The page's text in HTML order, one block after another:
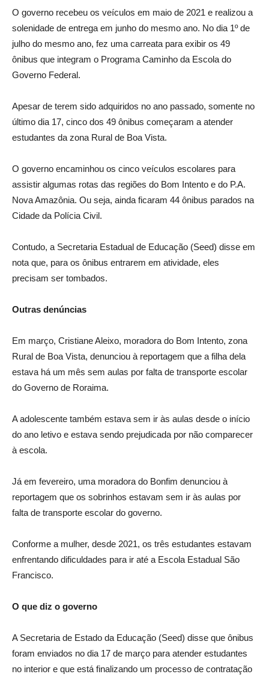
O governo recebeu os veículos em maio de 2021 e realizou a
solenidade de entrega em junho do mesmo ano. No dia 1º de
julho do mesmo ano, fez uma carreata para exibir os 49
ônibus que integram o Programa Caminho da Escola do
Governo Federal.
Apesar de terem sido adquiridos no ano passado, somente no
último dia 17, cinco dos 49 ônibus começaram a atender
estudantes da zona Rural de Boa Vista.
O governo encaminhou os cinco veículos escolares para
assistir algumas rotas das regiões do Bom Intento e do P.A.
Nova Amazônia. Ou seja, ainda ficaram 44 ônibus parados na
Cidade da Polícia Civil.
Contudo, a Secretaria Estadual de Educação (Seed) disse em
nota que, para os ônibus entrarem em atividade, eles
precisam ser tombados.
Outras denúncias
Em março, Cristiane Aleixo, moradora do Bom Intento, zona
Rural de Boa Vista, denunciou à reportagem que a filha dela
estava há um mês sem aulas por falta de transporte escolar
do Governo de Roraima.
A adolescente também estava sem ir às aulas desde o início
do ano letivo e estava sendo prejudicada por não comparecer
à escola.
Já em fevereiro, uma moradora do Bonfim denunciou à
reportagem que os sobrinhos estavam sem ir às aulas por
falta de transporte escolar do governo.
Conforme a mulher, desde 2021, os três estudantes estavam
enfrentando dificuldades para ir até a Escola Estadual São
Francisco.
O que diz o governo
A Secretaria de Estado da Educação (Seed) disse que ônibus
foram enviados no dia 17 de março para atender estudantes
no interior e que está finalizando um processo de contratação